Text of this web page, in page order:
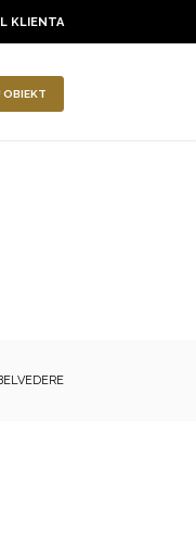
KLIENTA
OBIEKT